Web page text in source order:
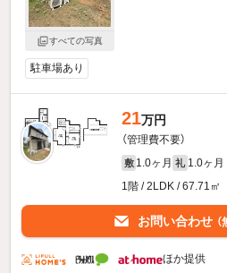
すべての写真
駐車場あり
21万円
（管理費不要）
敷 1.0ヶ月 礼 1.0ヶ月
1階 / 2LDK / 67.71㎡
お問い合わせ （
ほか提供